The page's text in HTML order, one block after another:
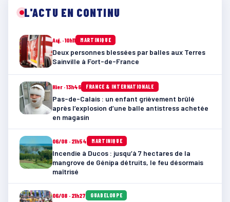
L'ACTU EN CONTINU
Auj. · 10h11 MARTINIQUE
Deux personnes blessées par balles aux Terres
Sainville à Fort-de-France
Hier · 13h46 FRANCE & INTERNATIONALE
Pas-de-Calais : un enfant grièvement brûlé
après l’explosion d’une balle antistress achetée
en magasin
06/08 · 21h54 MARTINIQUE
Incendie à Ducos : jusqu’à 7 hectares de la
mangrove de Génipa détruits, le feu désormais
maîtrisé
06/08 · 21h27 GUADELOUPE